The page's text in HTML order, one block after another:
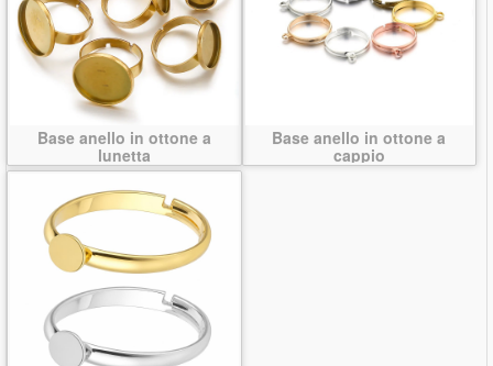
Base anello in ottone a
lunetta
Base anello in ottone a
cappio